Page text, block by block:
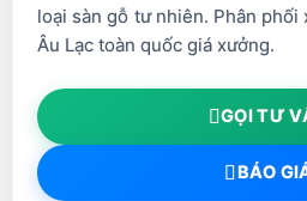
loại sàn gỗ tư nhiên. Phân phối
Âu Lạc toàn quốc giá xưởng.
GỌI TƯ
BÁO